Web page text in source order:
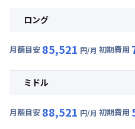
ロング
月額目安 85,521 円/月 初期費用
月額賃料目安(30日利用)
光熱費他 : 19,110円/月 (637円/
ミドル
月額目安 88,521 円/月 初期費用